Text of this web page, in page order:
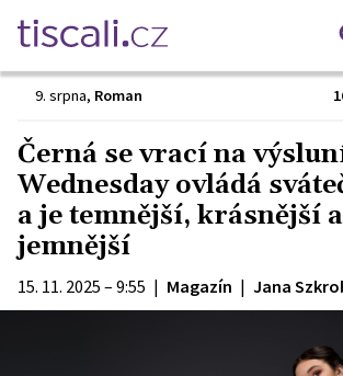
9. srpna, Roman
Černá se vrací na
Wednesday ovládá
a je temnější, krásnější
jemnější
15. 11. 2025 – 9:55 | Magazín | Jana